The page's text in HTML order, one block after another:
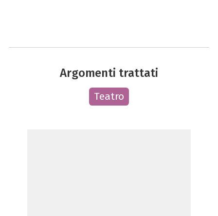
Argomenti trattati
Teatro